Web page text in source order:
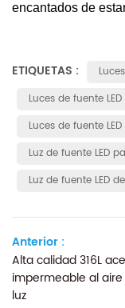
encantados de
ETIQUETAS :
Luces de fuente
Luces de fuente
Luz de fuente LED
Luz de fuente LED
Anterior :
Alta calidad 316L
impermeable al
luz